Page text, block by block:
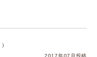
2017年07月投稿